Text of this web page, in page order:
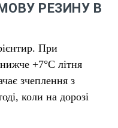
РЕЗИНУ В
При
+7°C літня
зчеплення з
коли на дорозі